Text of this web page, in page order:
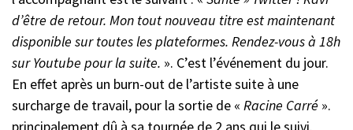
d’être de retour. Mon tout nouveau titre est maintenant
disponible sur toutes les plateformes. Rendez-vous à 18h
sur Youtube pour la suite. ». C’est l’événement du jour.
En effet après un burn-out de l’artiste suite à une
surcharge de travail, pour la sortie de « Racine Carré ».